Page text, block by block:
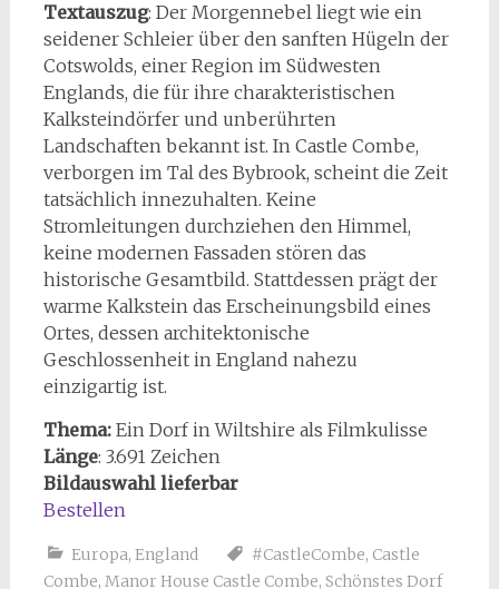
Textauszug: Der Morgennebel liegt wie ein
seidener Schleier über den sanften Hügeln der
Cotswolds, einer Region im Südwesten
Englands, die für ihre charakteristischen
Kalksteindörfer und unberührten
Landschaften bekannt ist. In Castle Combe,
verborgen im Tal des Bybrook, scheint die Zeit
tatsächlich innezuhalten. Keine
Stromleitungen durchziehen den Himmel,
keine modernen Fassaden stören das
historische Gesamtbild. Stattdessen prägt der
warme Kalkstein das Erscheinungsbild eines
Ortes, dessen architektonische
Geschlossenheit in England nahezu
einzigartig ist.
Thema: Ein Dorf in Wiltshire als Filmkulisse
Länge: 3.691 Zeichen
Bildauswahl lieferbar
Bestellen
Europa, England #CastleCombe, Castle
Combe, Manor House Castle Combe, Schönstes Dorf